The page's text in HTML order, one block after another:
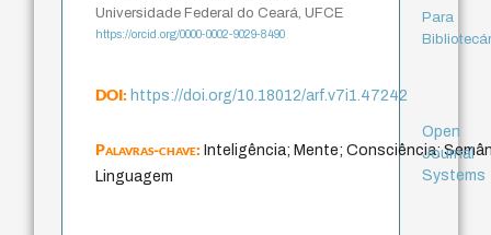
Universidade Federal do Ceará, UFCE
https://orcid.org/0000-0002-9029-8490
DOI:https://doi.org/10.18012/arf.v7i1.47242
Palavras-chave:Inteligência; Mente; Consciência;
Linguagem
Para
Open
Journal
Systems